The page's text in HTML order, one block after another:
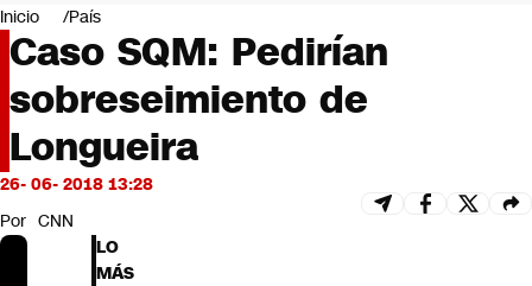
Negocios
Deportes
Programas completos
Cultura
Servicios
Bits
CNN Data
CNN tiempo
Futuro 360
Opinión
Inicio País
Caso SQM: Pedirían
sobreseimiento de
Longueira
26- 06- 2018 13:28
Por CNN
LO
MÁS